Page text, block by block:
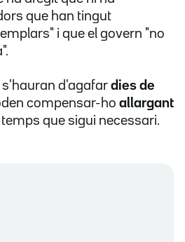
que han tingut
i que el govern "no
d'agafar dies de
compensar-ho allargant
que sigui necessari.